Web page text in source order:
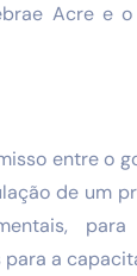
Acre e o
entre o
de um
a